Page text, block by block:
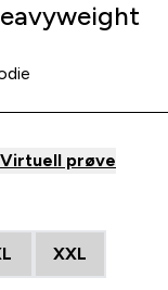
Virtuell prøve
XXL